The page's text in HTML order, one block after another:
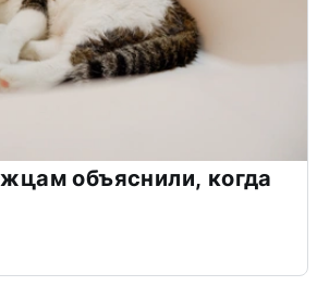
объяснили, когда